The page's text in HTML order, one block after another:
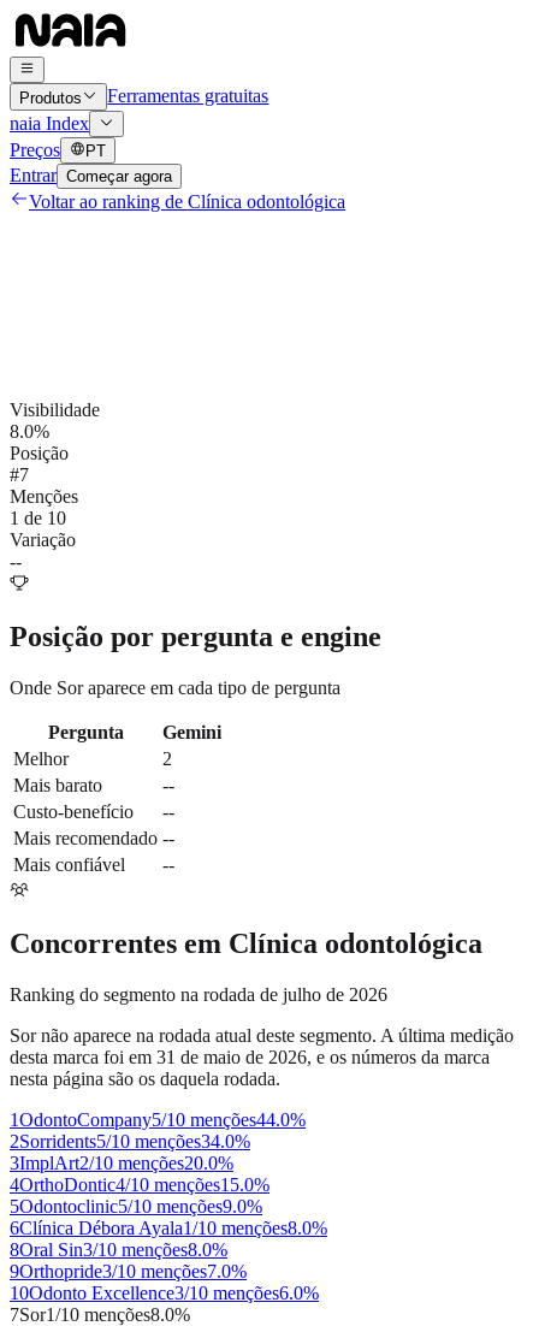
Produtos
Ferramentas gratuitas
naia Index
Preços
PT
Entrar Começar agora
Voltar ao ranking de Clínica odontológica
Visibilidade
8.0%
Posição
#7
Menções
1 de 10
Variação
--
Posição por pergunta e engine
Onde Soraparece em cada tipo de pergunta
Pergunta
Gemini
Melhor
2
Mais barato
--
Custo-benefício
--
Mais recomendado --
Mais confiável
--
Concorrentes em Clínica odontológica
Ranking do segmento na rodada de julho de 2026
Sornão aparece na rodada atual deste segmento. A última medição
desta marca foi em 31 de maio de 2026, e os números da marca
nesta página são os daquela rodada.
1OdontoCompany5/10 menções44.0%
2Sorridents5/10 menções34.0%
3ImplArt2/10 menções20.0%
4OrthoDontic4/10 menções15.0%
5Odontoclinic5/10 menções9.0%
6Clínica Débora Ayala1/10 menções8.0%
8Oral Sin3/10 menções8.0%
9Orthopride3/10 menções7.0%
10Odonto Excellence3/10 menções6.0%
7Sor1/10 menções8.0%